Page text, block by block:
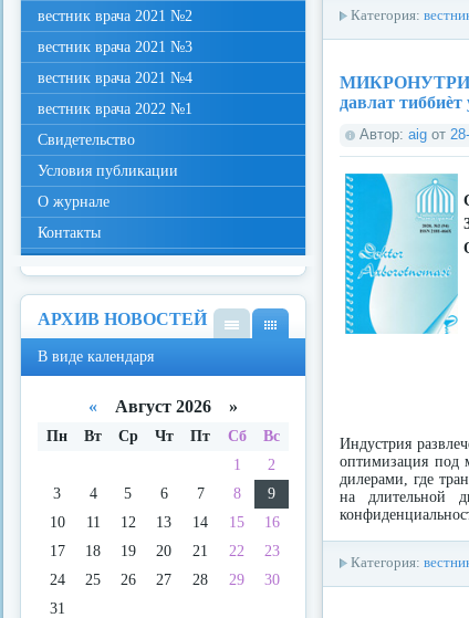
Категория:
давлат
Автор: aig от
Индустрия
оптимизация под
дилерами, где
на длительной
Категория:
вестник врача 2021 №2
вестник врача 2021 №3
вестник врача 2021 №4
вестник врача 2022 №1
Свидетельство
Условия публикации
О журнале
Контакты
АРХИВ НОВОСТЕЙ
В виде календаря
« Август 2026 »
Пн Вт Ср Чт Пт Сб
Вс
1
2
3
4 5 6 7 8
9
10
11 12 13 14 15
16
17
18 19 20 21 22
23
24
25 26 27 28 29
30
31